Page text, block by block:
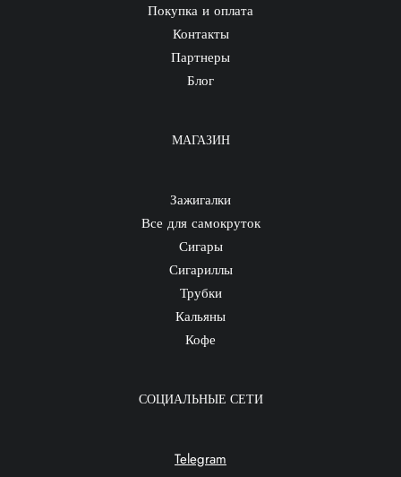
Покупка и оплата
Контакты
Партнеры
Блог
МАГАЗИН
Зажигалки
Все для самокруток
Сигары
Сигариллы
Трубки
Кальяны
Кофе
СОЦИАЛЬНЫЕ СЕТИ
Telegram